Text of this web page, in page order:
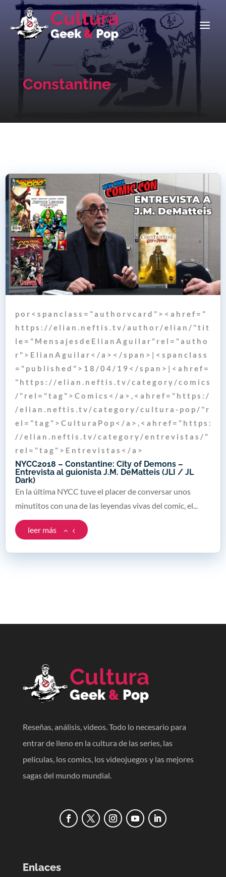
Constantine
NYCC2018 – Constantine: City of Demons –
Entrevista al guionista J.M. DeMatteis (JLI / JL
Dark)
p o r < s p a n c l a s s = " a u t h o r v c a r d " > < a h r e f = "
h t t p s : / / e l i a n . n e f t i s . t v / a u t h o r / e l i a n / " t i t
l e = " M e n s a j e s d e E l i a n A g u i l a r " r e l = " a u t h o
r " > E l i a n A g u i l a r < / a > < / s p a n > | < s p a n c l a s s
= " p u b l i s h e d " > 1 8 / 0 4 / 1 9 < / s p a n > | < a h r e f =
" h t t p s : / / e l i a n . n e f t i s . t v / c a t e g o r y / c o m i c s
/ " r e l = " t a g " > C o m i c s < / a > , < a h r e f = " h t t p s : /
/ e l i a n . n e f t i s . t v / c a t e g o r y / c u l t u r a - p o p / " r
e l = " t a g " > C u l t u r a P o p < / a > , < a h r e f = " h t t p s :
/ / e l i a n . n e f t i s . t v / c a t e g o r y / e n t r e v i s t a s / "
r e l = " t a g " > E n t r e v i s t a s < / a >
En la última NYCC tuve el placer de conversar unos
minutitos con una de las leyendas vivas del comic, el...
leer más
Reseñas, análisis, videos. Todo lo necesario para
entrar de lleno en la cultura de las series, las
películas, los comics, los videojuegos y las mejores
sagas del mundo mundial.
Enlaces